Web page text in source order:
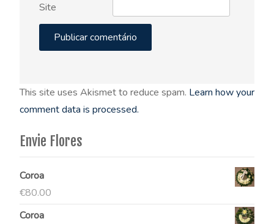
Site
This site uses Akismet to reduce spam. Learn how your
comment data is processed.
Envie Flores
Coroa
€80.00
Coroa